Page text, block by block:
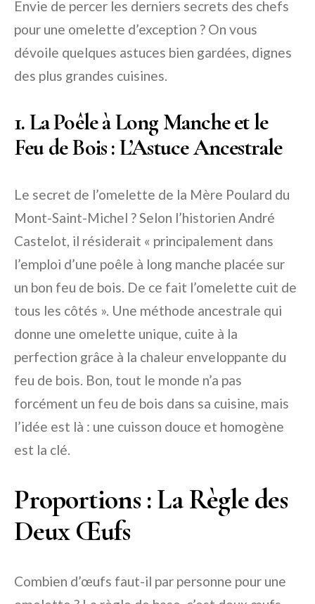
Envie de percer les derniers secrets des chefs
pour une omelette d’exception ? On vous
dévoile quelques astuces bien gardées, dignes
des plus grandes cuisines.
1. La Poêle à Long Manche et le
Feu de Bois : L’Astuce Ancestrale
Le secret de l’omelette de la Mère Poulard du
Mont-Saint-Michel ? Selon l’historien André
Castelot, il résiderait « principalement dans
l’emploi d’une poêle à long manche placée sur
un bon feu de bois. De ce fait l’omelette cuit de
tous les côtés ». Une méthode ancestrale qui
donne une omelette unique, cuite à la
perfection grâce à la chaleur enveloppante du
feu de bois. Bon, tout le monde n’a pas
forcément un feu de bois dans sa cuisine, mais
l’idée est là : une cuisson douce et homogène
est la clé.
Proportions : La Règle des
Deux Œufs
Combien d’œufs faut-il par personne pour une